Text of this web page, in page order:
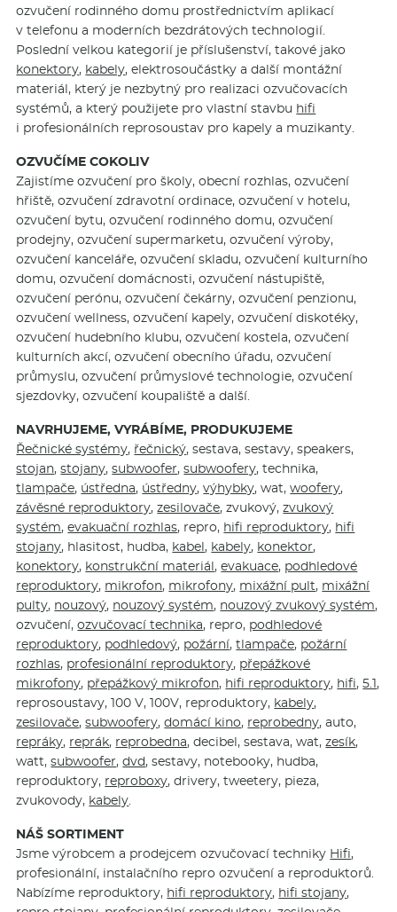
ozvučení rodinného domu prostřednictvím aplikací
v telefonu a moderních bezdrátových technologií.
Poslední velkou kategorií je příslušenství, takové jako
konektory, kabely, elektrosoučástky a další montážní
materiál, který je nezbytný pro realizaci ozvučovacích
systémů, a který použijete pro vlastní stavbu hifi
i profesionálních reprosoustav pro kapely a muzikanty.
OZVUČÍME COKOLIV
Zajistíme ozvučení pro školy, obecní rozhlas, ozvučení
hřiště, ozvučení zdravotní ordinace, ozvučení v hotelu,
ozvučení bytu, ozvučení rodinného domu, ozvučení
prodejny, ozvučení supermarketu, ozvučení výroby,
ozvučení kanceláře, ozvučení skladu, ozvučení kulturního
domu, ozvučení domácnosti, ozvučení nástupiště,
ozvučení perónu, ozvučení čekárny, ozvučení penzionu,
ozvučení wellness, ozvučení kapely, ozvučení diskotéky,
ozvučení hudebního klubu, ozvučení kostela, ozvučení
kulturních akcí, ozvučení obecního úřadu, ozvučení
průmyslu, ozvučení průmyslové technologie, ozvučení
sjezdovky, ozvučení koupaliště a další.
NAVRHUJEME, VYRÁBÍME, PRODUKUJEME
Řečnické systémy, řečnický, sestava, sestavy, speakers,
stojan,stojany,subwoofer,subwoofery, technika,
tlampače, ústředna, ústředny,výhybky, wat,woofery,
závěsné reproduktory,zesilovače, zvukový,zvukový
systém,evakuační rozhlas, repro, hifi reproduktory, hifi
stojany, hlasitost, hudba, kabel, kabely, konektor,
konektory, konstrukční materiál,evakuace, podhledové
reproduktory, mikrofon, mikrofony, mixážní pult, mixážní
pulty, nouzový, nouzový systém, nouzový zvukový systém,
ozvučení,ozvučovací technika, repro, podhledové
reproduktory, podhledový, požární,tlampače, požární
rozhlas, profesionální reproduktory, přepážkové
mikrofony, přepážkový mikrofon, hifi reproduktory, hifi,5.1,
reprosoustavy, 100 V, 100V, reproduktory, kabely,
zesilovače,subwoofery,domácí kino, reprobedny, auto,
repráky, reprák, reprobedna, decibel, sestava, wat,zesík,
watt,subwoofer,dvd, sestavy, notebooky, hudba,
reproduktory, reproboxy, drivery, tweetery, pieza,
zvukovody, kabely.
NÁŠ SORTIMENT
Jsme výrobcem a prodejcem ozvučovací techniky Hifi,
profesionální, instalačního repro ozvučení a reproduktorů.
Nabízíme reproduktory, hifi reproduktory, hifi stojany,